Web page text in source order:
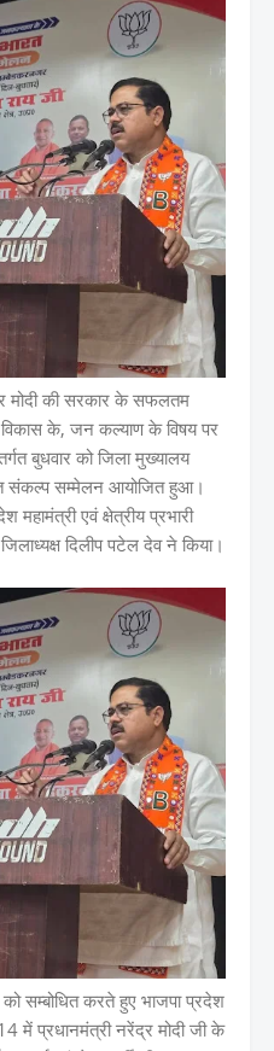
मोदी की सरकार के सफलतम
विकास के, जन कल्याण के विषय पर
बुधवार को जिला मुख्यालय
संकल्प सम्मेलन आयोजित हुआ।
एवं क्षेत्रीय प्रभारी
दिलीप पटेल देव ने किया।
सम्बोधित करते हुए भाजपा प्रदेश
में प्रधानमंत्री नरेंद्र मोदी जी के